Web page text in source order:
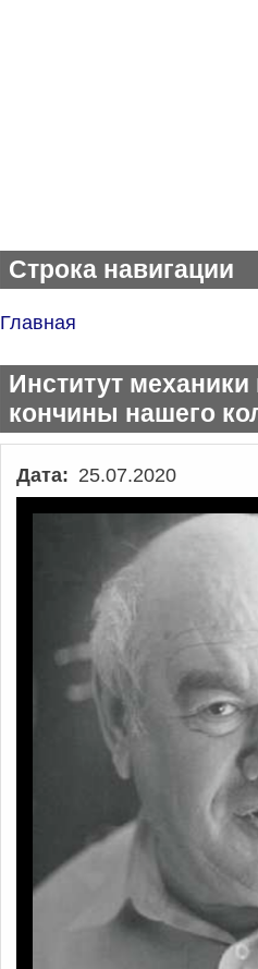
Строка навигации
Главная
Институт
кончины нашего
Дата 25.07.2020